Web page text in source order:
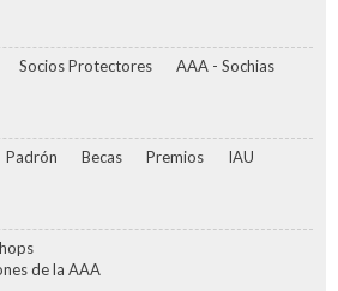
Socios Protectores AAA - Sochias
Padrón Becas Premios IAU
de la AAA